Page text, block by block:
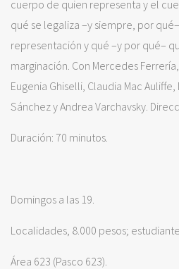
cuerpo de quien representa y el
qué se legaliza –y siempre, por
representación y qué –y por qué–
marginación. Con Mercedes
Eugenia Ghiselli, Claudia Mac
Sánchez y Andrea Varchavsky.
Duración: 70 minutos.
Domingos a las 19.
Localidades, 8.000 pesos;
Área 623 (Pasco 623).